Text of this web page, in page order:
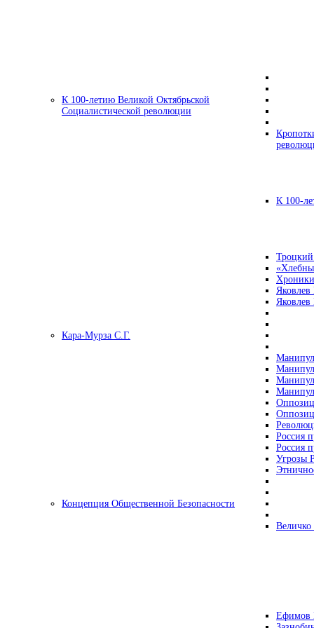
К 100-летию Великой Октябрьской
Социалистической революции
К 100-
Кара-Мурза С.Г.
Россия
Россия
Угрозы
Концепция Общественной Безопасности
Ефимов